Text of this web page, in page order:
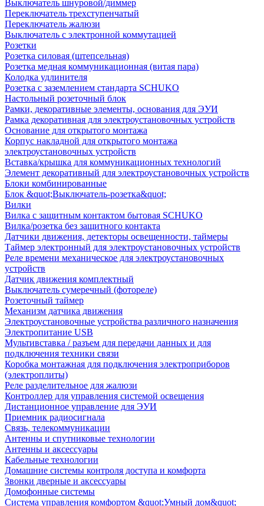
Выключатель шнуровой/диммер
Переключатель трехступенчатый
Переключатель жалюзи
Выключатель с электронной коммутацией
Розетки
Розетка силовая (штепсельная)
Розетка медная коммуникационная (витая пара)
Колодка удлинителя
Розетка с заземлением стандарта SCHUKO
Настольный розеточный блок
Рамки, декоративные элементы, основания для ЭУИ
Рамка декоративная для электроустановочных устройств
Основание для открытого монтажа
Корпус накладной для открытого монтажа
электроустановочных устройств
Вставка/крышка для коммуникационных технологий
Элемент декоративный для электроустановочных устройств
Блоки комбинированные
Блок &quot;Выключатель-розетка&quot;
Вилки
Вилка с защитным контактом бытовая SCHUKO
Вилка/розетка без защитного контакта
Датчики движения, детекторы освещенности, таймеры
Таймер электронный для электроустановочных устройств
Реле времени механическое для электроустановочных
устройств
Датчик движения комплектный
Выключатель сумеречный (фотореле)
Розеточный таймер
Механизм датчика движения
Электроустановочные устройства различного назначения
Электропитание USB
Мультивставка / разъем для передачи данных и для
подключения техники связи
Коробка монтажная для подключения электроприборов
(электроплиты)
Реле разделительное для жалюзи
Контроллер для управления системой освещения
Дистанционное управление для ЭУИ
Приемник радиосигнала
Связь, телекоммуникации
Антенны и спутниковые технологии
Антенны и аксессуары
Кабельные технологии
Домашние системы контроля доступа и комфорта
Звонки дверные и аксессуары
Домофонные системы
Система управления комфортом &quot;Умный дом&quot;